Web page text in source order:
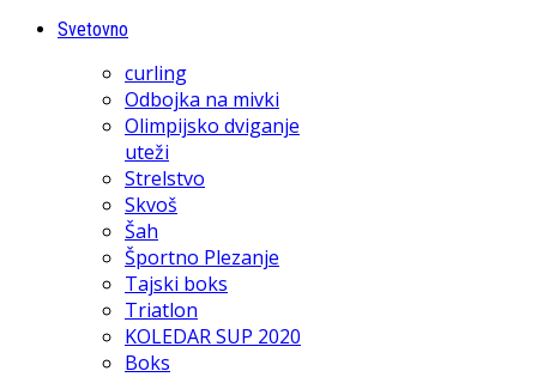
Svetovno
curling
Odbojka na mivki
Olimpijsko dviganje
uteži
Strelstvo
Skvoš
Šah
Športno Plezanje
Tajski boks
Triatlon
KOLEDAR SUP 2020
Boks